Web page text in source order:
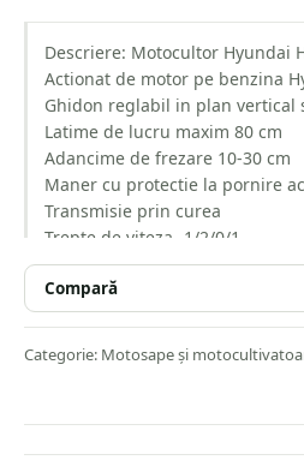
Descriere: Motocultor Hyundai
Actionat de motor pe benzina
Ghidon reglabil in plan vertical
Latime de lucru maxim 80 cm
Adancime de frezare 10-30 cm
Maner cu protectie la pornire
Transmisie prin curea
Trepte de viteza -1/2/0/1
Cantitate ulei necesara in baia
litri
Cantitate ulei necesara in cutia
ulei de transmisie sau de
Set de livrare: Motocultor
roti cauciuc
Accesorii suplimentare (se pot
Compară
Categorie: Motosape și